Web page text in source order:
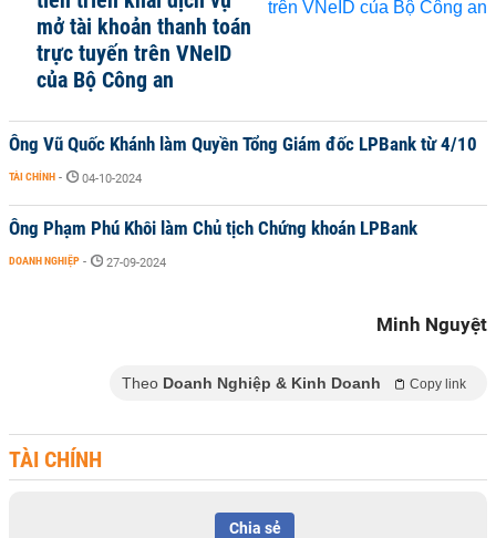
mở tài khoản thanh toán
trực tuyến trên VNeID
của Bộ Công an
Ông Vũ Quốc Khánh làm Quyền Tổng Giám đốc LPBank từ 4/10
TÀI CHÍNH - 04-10-2024
Ông Phạm Phú Khôi làm Chủ tịch Chứng khoán LPBank
DOANH NGHIỆP - 27-09-2024
Minh Nguyệt
Theo Doanh Nghiệp & Kinh Doanh Copy link
TÀI CHÍNH
Chia sẻ